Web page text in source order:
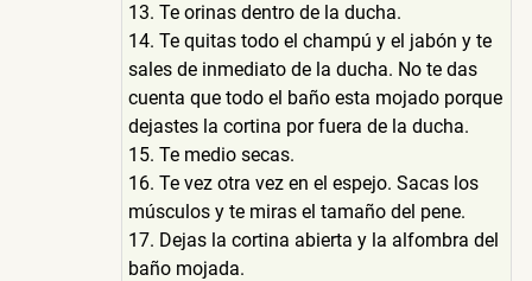
13. Te orinas dentro de la ducha.
14. Te quitas todo el champú y el jabón y te
sales de inmediato de la ducha. No te das
cuenta que todo el baño esta mojado porque
dejastes la cortina por fuera de la ducha.
15. Te medio secas.
16. Te vez otra vez en el espejo. Sacas los
músculos y te miras el tamaño del pene.
17. Dejas la cortina abierta y la alfombra del
baño mojada.